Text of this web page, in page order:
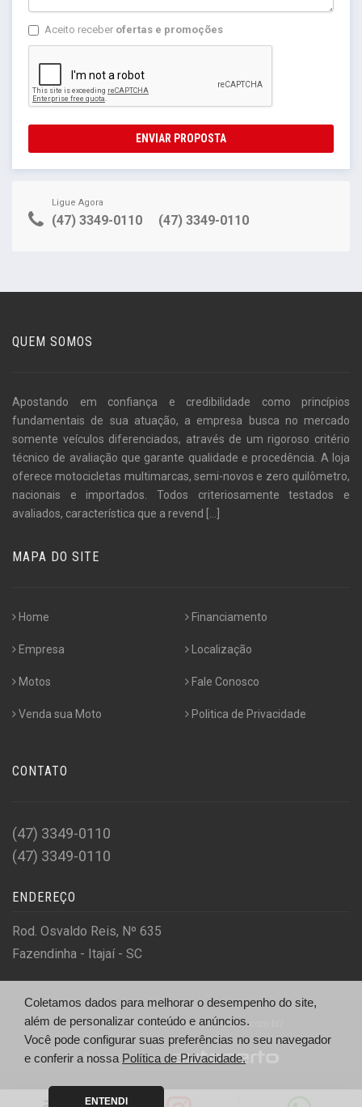
Aceito receber ofertas e promoções
ENVIAR PROPOSTA
Ligue Agora
(47) 3349-0110 (47) 3349-0110
QUEM SOMOS
Apostando em confiança e credibilidade como princípios
fundamentais de sua atuação, a empresa busca no mercado
somente veículos diferenciados, através de um rigoroso critério
técnico de avaliação que garante qualidade e procedência. A loja
oferece motocicletas multimarcas, semi-novos e zero quilômetro,
nacionais e importados. Todos criteriosamente testados e
avaliados, característica que a revend [...]
MAPA DO SITE
Home
Empresa
Motos
Venda sua Moto
Financiamento
Localização
Fale Conosco
Politica de Privacidade
CONTATO
(47) 3349-0110
(47) 3349-0110
ENDEREÇO
Rod. Osvaldo Reis, Nº 635
Fazendinha - Itajaí - SC
© IM MOTORCYCLE - https://immotos.com.br/
Desenvolvido por
Coletamos dados para melhorar o desempenho do site,
além de personalizar conteúdo e anúncios.
Você pode configurar suas preferências no seu navegador
e conferir a nossa Política de Privacidade.
ENTENDI